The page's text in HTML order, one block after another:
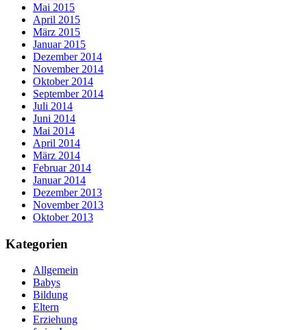
Mai 2015
April 2015
März 2015
Januar 2015
Dezember 2014
November 2014
Oktober 2014
September 2014
Juli 2014
Juni 2014
Mai 2014
April 2014
März 2014
Februar 2014
Januar 2014
Dezember 2013
November 2013
Oktober 2013
Kategorien
Allgemein
Babys
Bildung
Eltern
Erziehung